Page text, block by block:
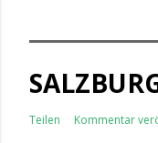
Teilen Kommentar